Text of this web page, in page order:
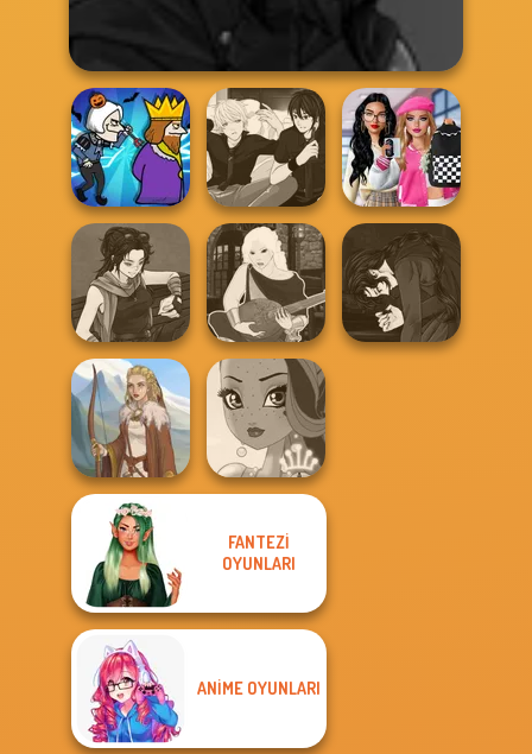
Murder
Manga Creator -
Rebels Page 3
Bab's Back to
School Style
Cha...
Manga Creator
Star Wars: Page...
Manga Creator -
Fantasy World...
Viking Woman
FANTEZI
OYUNLARI
ANIME OYUNLARI